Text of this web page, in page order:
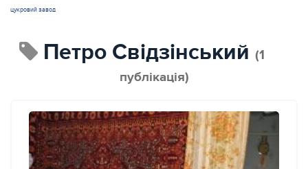
цукровий завод
Петро Свідзінський (1
публікація)